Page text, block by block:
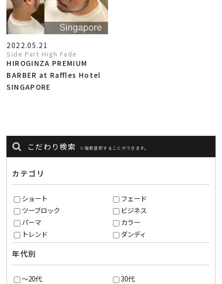
2022.05.21
Side Part High Fade
HIROGINZA PREMIUM
BARBER at Raffles Hotel
SINGAPORE
こだわり検索 ※複数選択することができます。
カテゴリ
ショート
フェード
ツーブロック
ビジネス
パーマ
カラー
トレンド
ダンディ
年代別
～20代
30代